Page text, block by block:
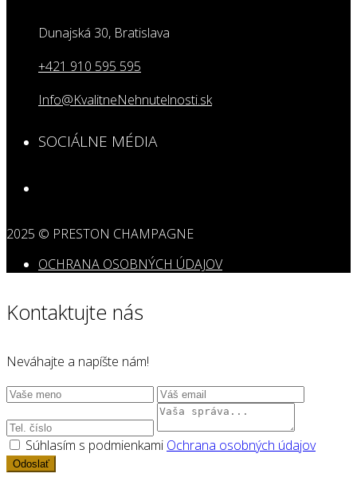
Dunajská 30, Bratislava
+421 910 595 595
Info@KvalitneNehnutelnosti.sk
SOCIÁLNE MÉDIA
2025 © PRESTON CHAMPAGNE
OCHRANA OSOBNÝCH ÚDAJOV
Kontaktujte nás
Neváhajte a napíšte nám!
Súhlasím s podmienkami Ochrana osobných údajov
Odoslať